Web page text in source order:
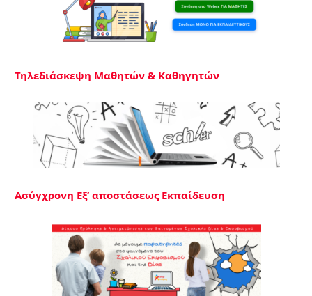
Τηλεδιάσκεψη Μαθητών & Καθηγητών
Ασύγχρονη Εξ’ αποστάσεως Εκπαίδευση